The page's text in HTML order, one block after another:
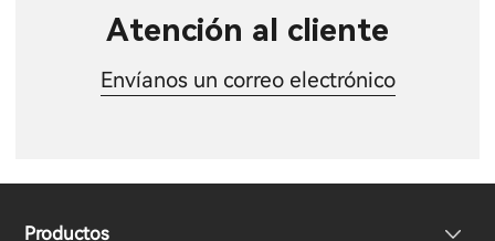
Atención al cliente
Envíanos un correo electrónico
Productos